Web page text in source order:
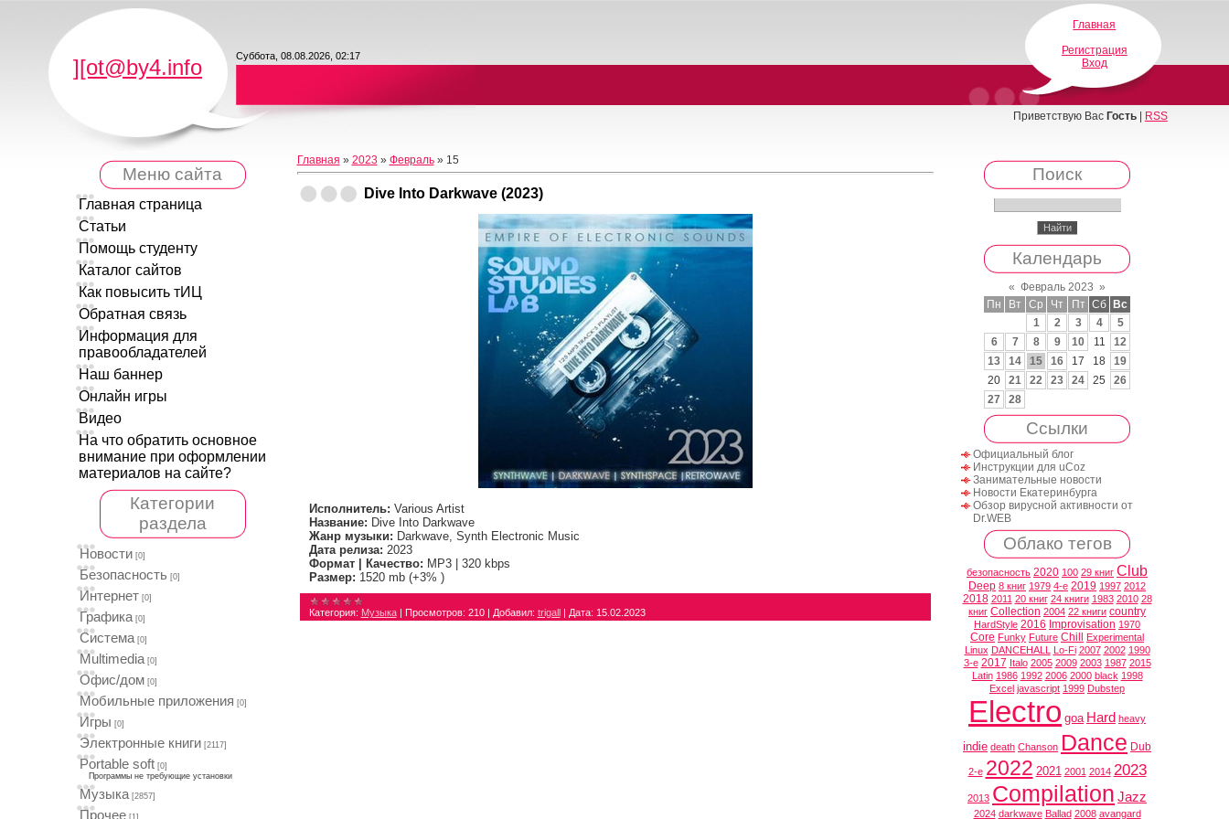
][ot@by4.info Суббота, 08.08.2026, 02:17
Главная
Регистрация
Вход
Приветствую Вас Гость| RSS
Меню сайта
Главная страница
Статьи
Помощь студенту
Каталог сайтов
Как повысить тИЦ
Обратная связь
Информация для
правообладателей
Наш баннер
Онлайн игры
Видео
На что обратить основное
внимание при оформлении
материалов на сайте?
Категории
раздела
Новости [0]
Безопасность [0]
Интернет [0]
Графика [0]
Система [0]
Multimedia [0]
Офис/дом [0]
Мобильные приложения [0]
Игры [0]
Электронные книги [2117]
Portable soft [0]
Программы не требующие установки
Музыка [2857]
Прочее [1]
Главная » 2023 » Февраль » 15
Dive Into Darkwave (2023)
Исполнитель: Various Artist
Название: Dive Into Darkwave
Жанр музыки: Darkwave, Synth Electronic Music
Дата релиза: 2023
Формат | Качество: MP3 | 320 kbps
Размер: 1520 mb (+3% )
Категория: Музыка | Просмотров: 210 | Добавил: trigall | Дата: 15.02.2023
Поиск
Календарь
« Февраль 2023 »
Пн
Вт Ср Чт Пт Сб
Вс
1
2 3 4
5
6
7 8 9 10 11
12
13
14 15 16 17 18
19
20
21 22 23 24 25
26
27
28
Ссылки
Официальный блог
Инструкции для uCoz
Занимательные новости
Новости Екатеринбурга
Обзор вирусной активности от
Dr.WEB
Облако тегов
безопасность 2020 100 29 книг Club
Deep 8 книг 1979 4-е 2019 1997 2012
2018 2011 20 книг 24 книги 1983 2010 28
книг Collection 2004 22 книги country
HardStyle 2016 Improvisation 1970
Core Funky Future Chill
Experimental
Linux DANCEHALL Lo-Fi 2007 2002 1990
3-е 2017 Italo 2005 2009 2003 1987 2015
Latin 1986 1992 2006 2000 black 1998
Excel javascript 1999 Dubstep
Electro goa Hard heavy
indie death Chanson Dance Dub
2-е 2022 2021 2001 2014 2023
2013 Compilation Jazz
2024 darkwave Ballad 2008 avangard